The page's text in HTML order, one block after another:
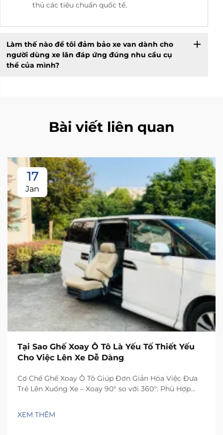
thủ các tiêu chuẩn quốc tế.
Làm thế nào để tôi đảm bảo xe van dành cho
người dùng xe lăn đáp ứng đúng nhu cầu cụ
thể của mình?
Bài viết liên quan
17
Jan
Tại Sao Ghế Xoay Ô Tô Là Yếu Tố Thiết Yếu
Cho Việc Lên Xe Dễ Dàng
Cơ Chế Ghế Xoay Ô Tô Giúp Đơn Giản Hóa Việc Đưa
Trẻ Lên Xuống Xe – Xoay 90° so với 360°: Phù Hợp
Sóc – Lựa chọn phạm vi xoay phù hợp sẽ tối ưu hóa
XEM THÊM